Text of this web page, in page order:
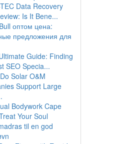
Data Recovery
Is It Bene...
оптом цена:
предложения для
Guide: Finding
SEO Specia...
Solar O&M
Support Large
Bodywork Cape
Your Soul
til en god